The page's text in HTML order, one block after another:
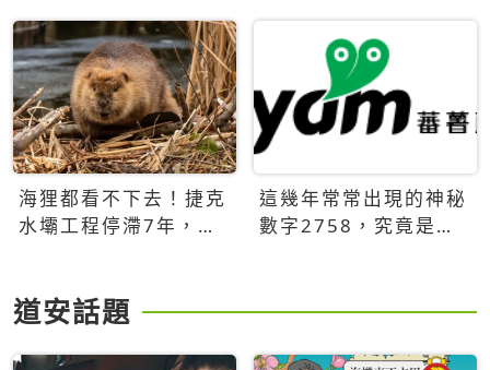
海狸都看不下去！捷克
水壩工程停滯7年，海
這幾年常常出現的神秘
數字2758，究竟是什
道安話題